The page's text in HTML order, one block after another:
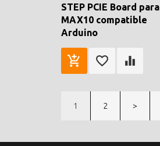
STEP PCIE Board para
MAX10 compatible
Arduino
1 2 >